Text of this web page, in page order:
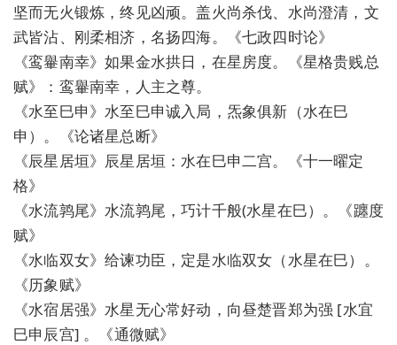
坚而无火锻炼，终见凶顽。盖火尚杀伐、水尚澄清，文
武皆沾、刚柔相济，名扬四海。《七政四时论》
《鸾轝南幸》如果金水拱日，在星房度。《星格贵贱总
赋》：鸾轝南幸，人主之尊。
《水至巳申》水至巳申诚入局，炁象俱新（水在巳
申）。《论诸星总断》
《辰星居垣》辰星居垣：水在巳申二宫。《十一曜定
格》
《水流鹑尾》水流鹑尾，巧计千般(水星在巳）。《躔度
赋》
《水临双女》给谏功臣，定是水临双女（水星在巳）。
《历象赋》
《水宿居强》水星无心常好动，向昼楚晋郑为强 [水宜
巳申辰宫] 。《通微赋》